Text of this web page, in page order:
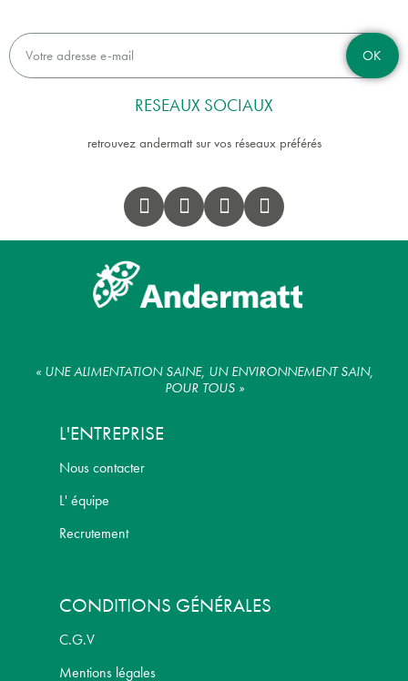
OK
RESEAUX SOCIAUX
retrouvez andermatt sur vos réseaux préférés
« UNE ALIMENTATION SAINE, UN ENVIRONNEMENT SAIN,
POUR TOUS »
L'ENTREPRISE
Nous contacter
L' équipe
Recrutement
CONDITIONS GÉNÉRALES
C.G.V
Mentions légales